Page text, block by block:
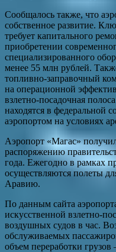
Сообщалось также, что
собственное развитие.
требует капитального
приобретении
специализированного
менее 55 млн рублей.
топливно-заправочный
на операционной
взлетно-посадочная
находятся в федеральной
аэропортом на условиях
Аэропорт «Магас»
распоряжению
года. Ежегодно в рамках
осуществляются полеты
Аравию.
По данным сайта
искусственной взлетно-
воздушных судов в час.
обслуживаемых
объем переработки